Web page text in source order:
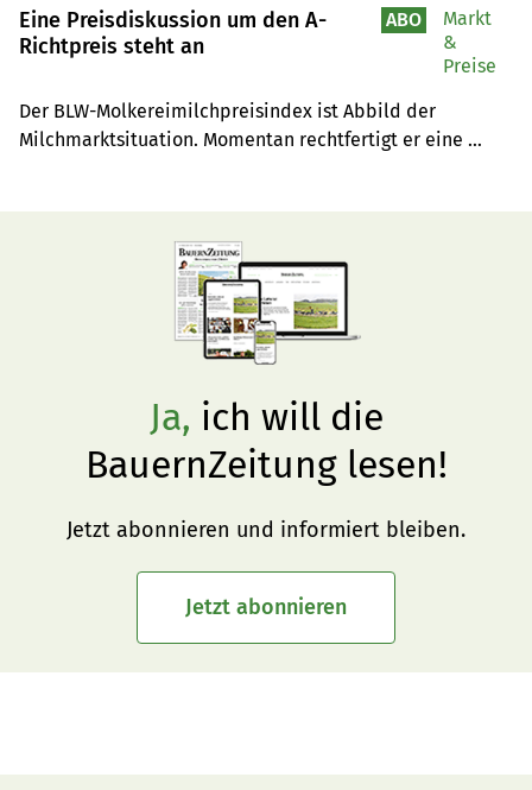
Eine Preisdiskussion um den A-
Richtpreis steht an
Der BLW-Molkereimilchpreisindex ist Abbild der
Milchmarktsituation. Momentan rechtfertigt er eine
ABO
Markt
&
Preise
Ja, ich will die
BauernZeitung lesen!
Jetzt abonnieren und informiert bleiben.
Jetzt abonnieren